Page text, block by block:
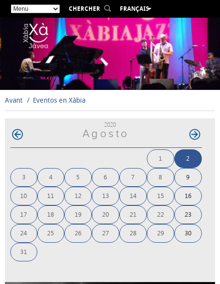
CHERCHER
FRANÇAIS
ESPAÑOL
VALENCIÀ
ENGLISH
DEUTSCH
РУССКИЙ
Avant Eventos en Xàbia
2020
Agosto
1 2
3 4 5 6 7 8 9
10 11 12 13 14 15 16
17 18 19 20 21 22 23
24 25 26 27 28 29 30
31